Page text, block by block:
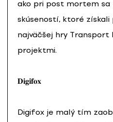
ako pri post mortem sa
skúseností, ktoré
najväčšej hry Transport
projektmi.
𝐃𝐢𝐠𝐢𝐟𝐨𝐱
Digifox je malý tím